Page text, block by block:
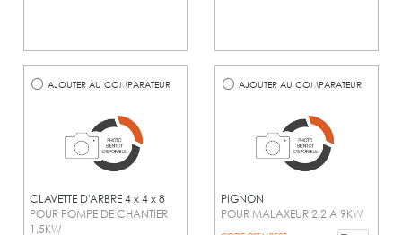
AJOUTER AU COMPARATEUR
CLAVETTE D'ARBRE 4 x 4 x 8
POUR POMPE DE CHANTIER
1,5KW
AJOUTER AU COMPARATEUR
PIGNON
POUR MALAXEUR 2,2 A 9KW